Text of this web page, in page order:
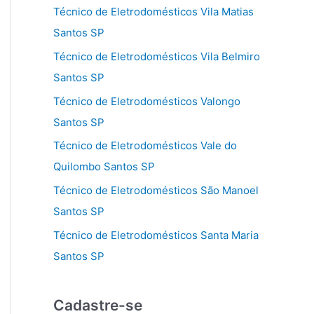
Técnico de Eletrodomésticos Vila Matias
Santos SP
Técnico de Eletrodomésticos Vila Belmiro
Santos SP
Técnico de Eletrodomésticos Valongo
Santos SP
Técnico de Eletrodomésticos Vale do
Quilombo Santos SP
Técnico de Eletrodomésticos São Manoel
Santos SP
Técnico de Eletrodomésticos Santa Maria
Santos SP
Cadastre-se